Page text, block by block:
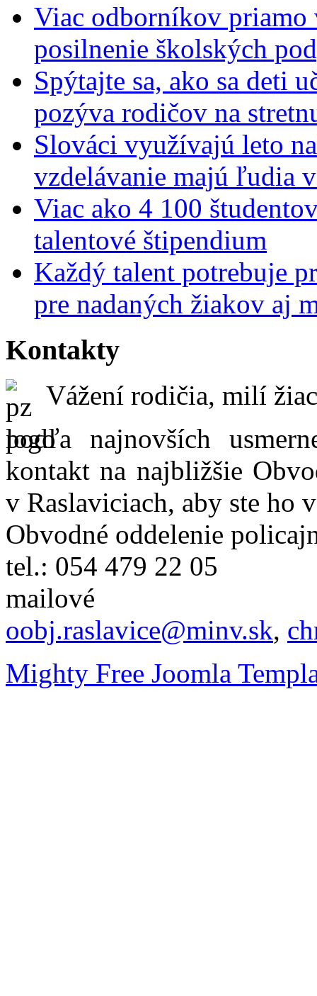
Viac odborníkov priamo
posilnenie školských
Spýtajte sa, ako sa deti
pozýva rodičov na
Slováci využívajú leto
vzdelávanie majú ľudia
Viac ako 4 100
talentové štipendium
Každý talent potrebuje
pre nadaných žiakov aj
Kontakty
Vážení rodičia, milí
podľa najnovších
kontakt na najbližšie
v Raslaviciach, aby ste ho
Obvodné oddelenie
tel.: 054 479 22 05
oobj.raslavice@minv.sk,
Mighty Free Joomla